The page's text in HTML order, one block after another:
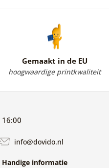
Gemaakt in de EU
hoogwaardige printkwaliteit
info@dovido.nl
Handige informatie